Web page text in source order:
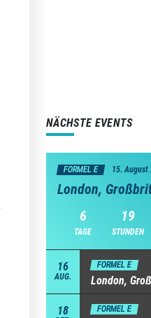
NÄCHSTE EVENTS
FORMEL E 15. August
London,
6
TAGE
19
STUNDEN
16
AUG.
FORMEL E
London,
18 FORMEL E